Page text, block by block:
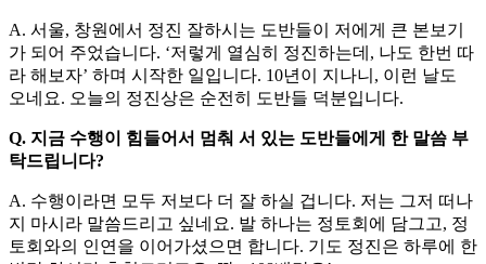
A. 서울, 창원에서 정진 잘하시는 도반들이 저에게 큰 본보기
가 되어 주었습니다. ‘저렇게 열심히 정진하는데, 나도 한번 따
라 해보자’ 하며 시작한 일입니다. 10년이 지나니, 이런 날도
오네요. 오늘의 정진상은 순전히 도반들 덕분입니다.
Q. 지금 수행이 힘들어서 멈춰 서 있는 도반들에게 한 말씀 부
탁드립니다?
A. 수행이라면 모두 저보다 더 잘 하실 겁니다. 저는 그저 떠나
지 마시라 말씀드리고 싶네요. 발 하나는 정토회에 담그고, 정
토회와의 인연을 이어가셨으면 합니다. 기도 정진은 하루에 한